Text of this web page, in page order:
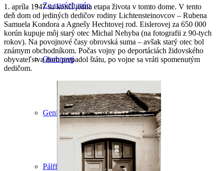
Zo starých máp
Osobnosti
Genius Loci
Pálffyovci
1. apríla 1947 sa končí jedna etapa života v tomto dome. V tento
deň dom od jediných dedičov rodiny Lichtensteinovcov – Rubena
Samuela Kondora a Agnešy Hechtovej rod. Eislerovej za 650 000
korún kupuje môj starý otec Michal Nehyba (na fotografii z 90-tych
rokov). Na povojnové časy obrovská suma – avšak starý otec bol
známym obchodníkom. Počas vojny po deportáciách židovského
obyvateľstva dom prepadol štátu, po vojne sa vráti spomenutým
dedičom.